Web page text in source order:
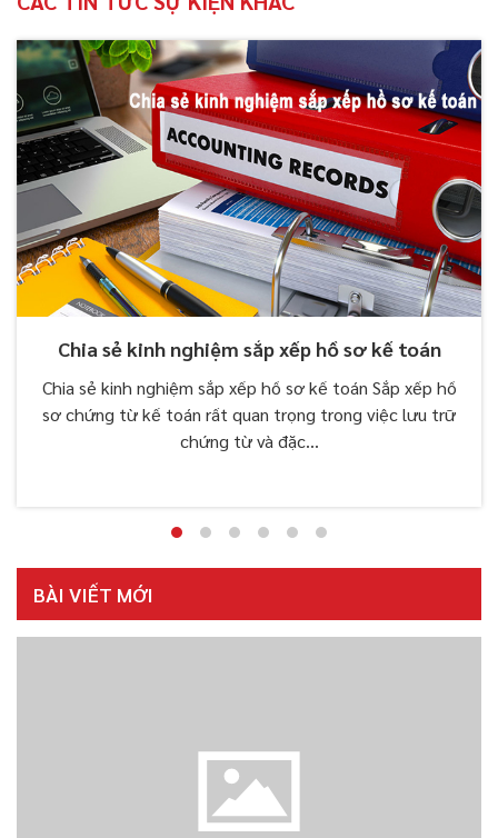
BÀI VIẾT MỚI
Chia sẻ kinh nghiệm sắp xếp hồ sơ kế toán
Chia sẻ kinh nghiệm sắp xếp hồ sơ kế toán Sắp xếp hồ
sơ chứng từ kế toán rất quan trọng trong việc lưu trữ
chứng từ và đặc...